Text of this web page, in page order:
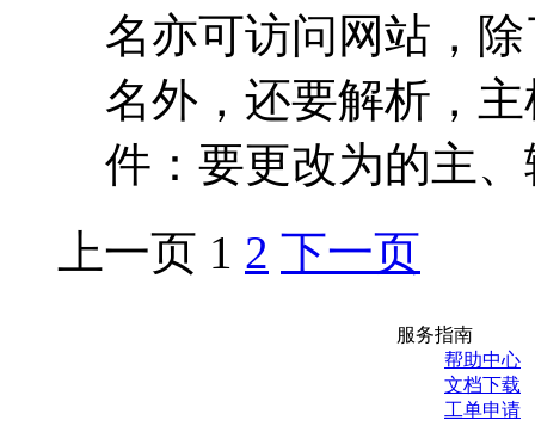
名亦可访问网站，
名外，还要解析，
件：要更改为的主
上一页 1 2 下一页
服务指南
帮助中心
文档下载
工单申请